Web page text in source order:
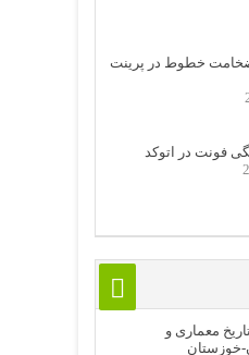
خطوط در پرینت
فونت در اتوکد
معماری و
خوزستان